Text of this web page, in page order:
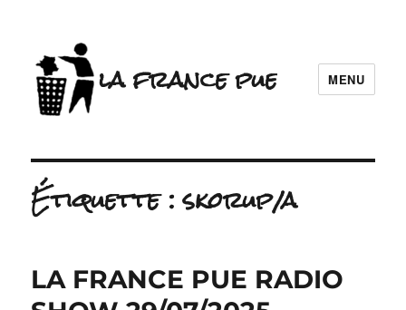
la france pue MENU
Étiquette :skorup/a
LA FRANCE PUE RADIO